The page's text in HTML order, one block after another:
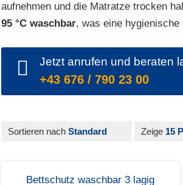
aufnehmen und die Matratze trocken
95 °C waschbar, was eine hygienische
Jetzt anrufen und beraten
+43 676 / 790 23 00
Sortieren nach Standard Zeige 15
Bettschutz waschbar 3 lagig